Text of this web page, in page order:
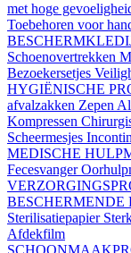
met hoge
Toebehoren voor
Schoenovertrekken
Bezoekersetjes
HYGIËNISCHE
afvalzakken Zepen
Kompressen
Scheermesjes
MEDISCHE
Fecesvanger
BESCHERMENDE
Sterilisatiepapier
Afdekfilm